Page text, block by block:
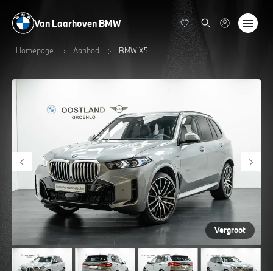
Van Laarhoven BMW
Homepage Aanbod BMW X5
Vergroot